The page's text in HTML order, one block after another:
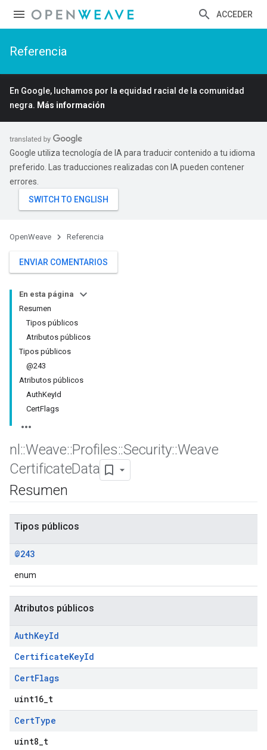
ACCEDER
Referencia
En Google, luchamos por la equidad racial de la comunidad
negra. Más información
Google utiliza tecnología de IA para traducir contenido a tu idioma
preferido. Las traducciones realizadas con IA pueden contener
errores.
OpenWeave Referencia
ENVIAR COMENTARIOS
En esta página
Resumen
Tipos públicos
Atributos públicos
Tipos públicos
@243
Atributos públicos
AuthKeyId
CertFlags
nl ::Weave::Profiles::Security::Weave
CertificateData
Resumen
Tipos públicos
@243
enum
Atributos públicos
AuthKeyId
CertificateKeyId
CertFlags
uint16_t
CertType
uint8_t